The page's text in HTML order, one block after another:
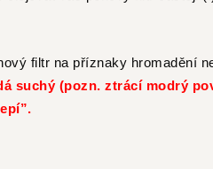
filtr na příznaky hromadění
suchý (pozn. ztrácí modrý